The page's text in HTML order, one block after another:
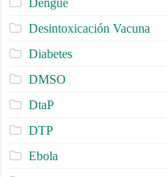
Dengue
Desintoxicación Vacuna
Diabetes
DMSO
DtaP
DTP
Ebola